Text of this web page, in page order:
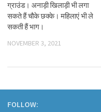
ग्राउंड। अनाड़ी खिलाड़ी भी लगा
सकते हैं चौके छक्के। महिलाएं भी ले
सकती हैं भाग।
NOVEMBER 3, 2021
FOLLOW: